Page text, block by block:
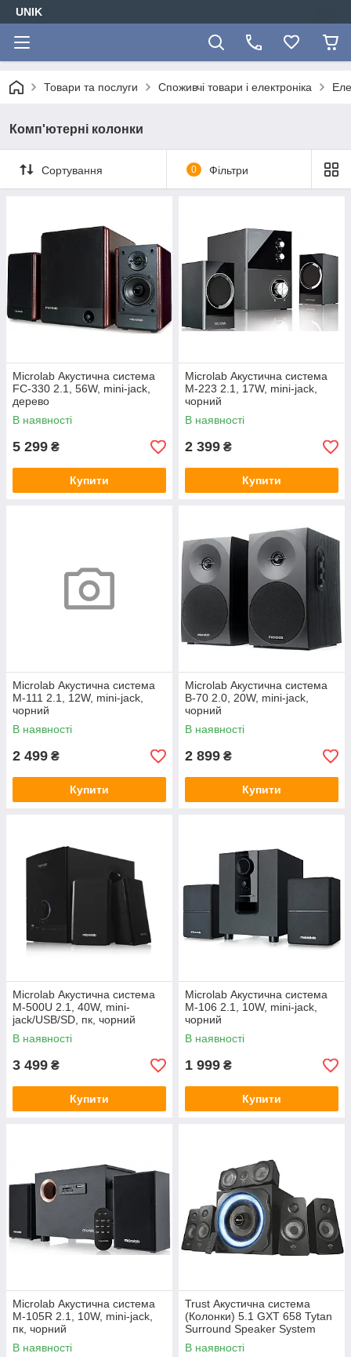
UNIK
Товари та послуги Споживчі товари і електроніка
Комп'ютерні колонки
Сортування 0 Фільтри
Microlab Акустична система
FC-330 2.1, 56W, mini-jack,
дерево
В наявності
5 299 ₴
Купити
Microlab Акустична система
M-223 2.1, 17W, mini-jack,
чорний
В наявності
2 399 ₴
Купити
Microlab Акустична система
M-111 2.1, 12W, mini-jack,
чорний
В наявності
2 499 ₴
Купити
Microlab Акустична система
B-70 2.0, 20W, mini-jack,
чорний
В наявності
2 899 ₴
Купити
Microlab Акустична система
M-500U 2.1, 40W, mini-
jack/USB/SD, пк, чорний
В наявності
3 499 ₴
Купити
Microlab Акустична система
M-106 2.1, 10W, mini-jack,
чорний
В наявності
1 999 ₴
Купити
Microlab Акустична система
M-105R 2.1, 10W, mini-jack,
пк, чорний
В наявності
Trust Акустична система
(Колонки) 5.1 GXT 658 Tytan
Surround Speaker System
Black
В наявності